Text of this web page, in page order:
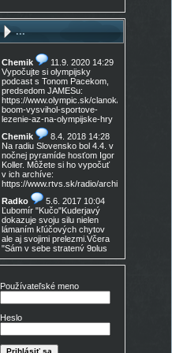
...
Chemik
11.9. 2020 14:29
Vypočujte si olympijsky
podcast s Tonom Pacekom,
predsedom JAMESu:
https://www.olympic.sk/clanok/celosvetovy-
boom-vysvihol-sportove-
lezenie-az-na-olympijske-hry
Chemik
8.4. 2018 14:28
Na radiu Slovensko bol 4.4. v
nočnej pyramíde hosťom Igor
Koller. Môžete si ho vypočuť
v ich archíve:
https://www.rtvs.sk/radio/archiv/11436/
Radko
5.6. 2017 10:04
Ľubomír "Kučo"Kuderjavý
dokazuje svoju silu nielen
lámaním kľúčových chytov
ale aj svojimi prelezmi.Včera
"Sám v sebe stratený 9plus
,!Gratulácia!!!
15:30
Nedocenený Prešovský
lezec známy tiež ako Lajoš
Morales predá lezečky, nové
v krabici, nepoužité,
zľava nech nejem 90eur
Používateľské meno
Heslo